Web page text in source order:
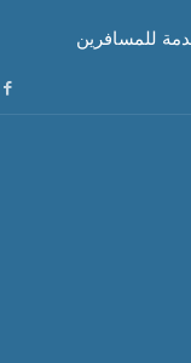
للمسافرين